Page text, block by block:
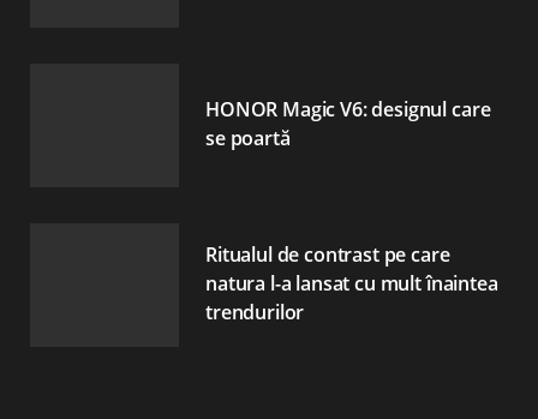
HONOR Magic V6: designul care
se poartă
Ritualul de contrast pe care
natura l-a lansat cu mult înaintea
trendurilor